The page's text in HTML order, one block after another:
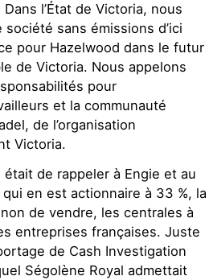
l’État de Victoria, nous
sans émissions d’ici
pour Hazelwood dans le futur
de Victoria. Nous appelons
pour
et la communauté
de l’organisation
Victoria.
était de rappeler à Engie et au
en est actionnaire à 33 %, la
de vendre, les centrales à
entreprises françaises. Juste
de Cash Investigation
Ségolène Royal admettait